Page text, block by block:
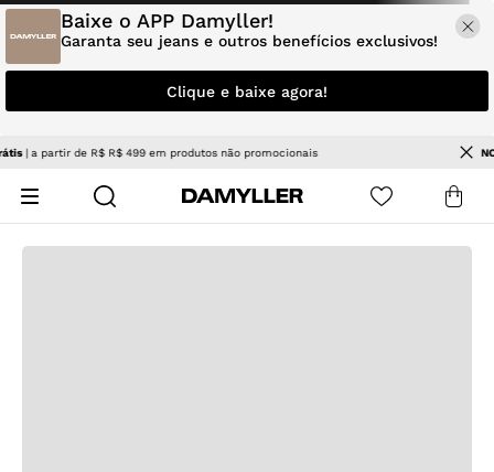
Baixe o APP Damyller!
Garanta seu jeans e outros benefícios exclusivos!
Clique e baixe agora!
NOVIDADES| Jeans e tendências para renovar seu estilo